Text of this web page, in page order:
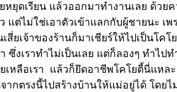
หยุดเรียน แล้วออกมาทำงานเลย ด้วย
ต่ไม่ใช่เอาตัวเข้าแลกกับผู้ชายนะ เพร
ยเจ้าของร้านก็มาเชียร์ให้ไปเป็นโคโ
ซึ่งเราทำไม่เป็นเลย แต่ก็ลองๆ ทำไป
เหลือเรา แล้วก็ยึดอาชีพโคโยตี้นี่แหละ
ากตรงนี้ไปสร้างบ้านให้แม่อยู่ได้ โดยไ